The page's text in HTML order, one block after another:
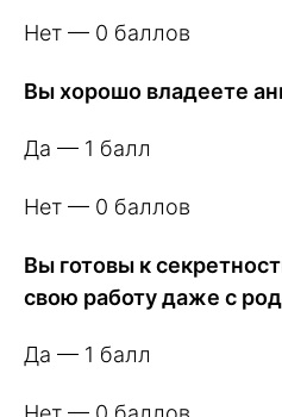
Нет — 0 баллов
Вы хорошо владеете
Да — 1 балл
Нет — 0 баллов
Вы готовы к
свою работу даже с
Да — 1 балл